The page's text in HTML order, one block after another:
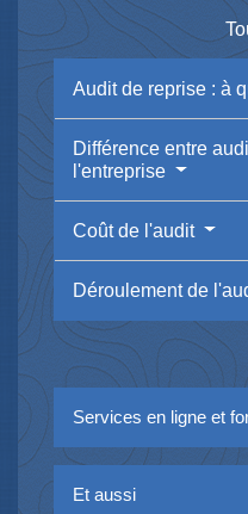
Audit de reprise : à
Différence entre
l'entreprise
Coût de l'audit
Déroulement de
Services en ligne et
Et aussi